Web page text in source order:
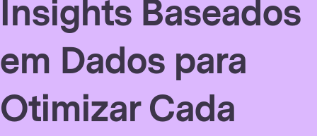
Insights Baseados
em Dados para
Otimizar Cada